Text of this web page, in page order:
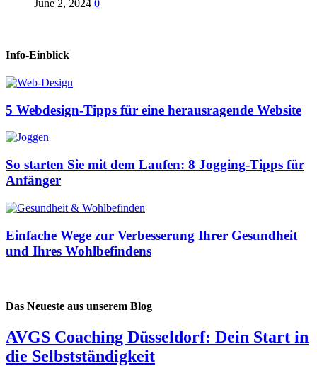
June 2, 2024 0
Info-Einblick
5 Webdesign-Tipps für eine herausragende Website
So starten Sie mit dem Laufen: 8 Jogging-Tipps für
Anfänger
Einfache Wege zur Verbesserung Ihrer Gesundheit
und Ihres Wohlbefindens
Das Neueste aus unserem Blog
AVGS Coaching Düsseldorf: Dein Start in
die Selbstständigkeit